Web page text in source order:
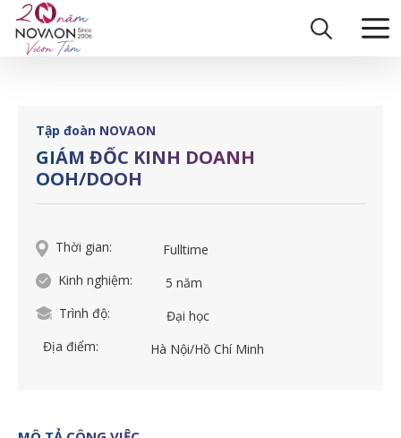
content
Trang chủ |
Tập đoàn NOVAON
GIÁM ĐỐC KINH DOANH
OOH/DOOH
Thời gian:
Fulltime
Kinh nghiệm:
5 năm
Trình độ:
Đại học
Địa điểm:
Hà Nội/Hồ Chí Minh